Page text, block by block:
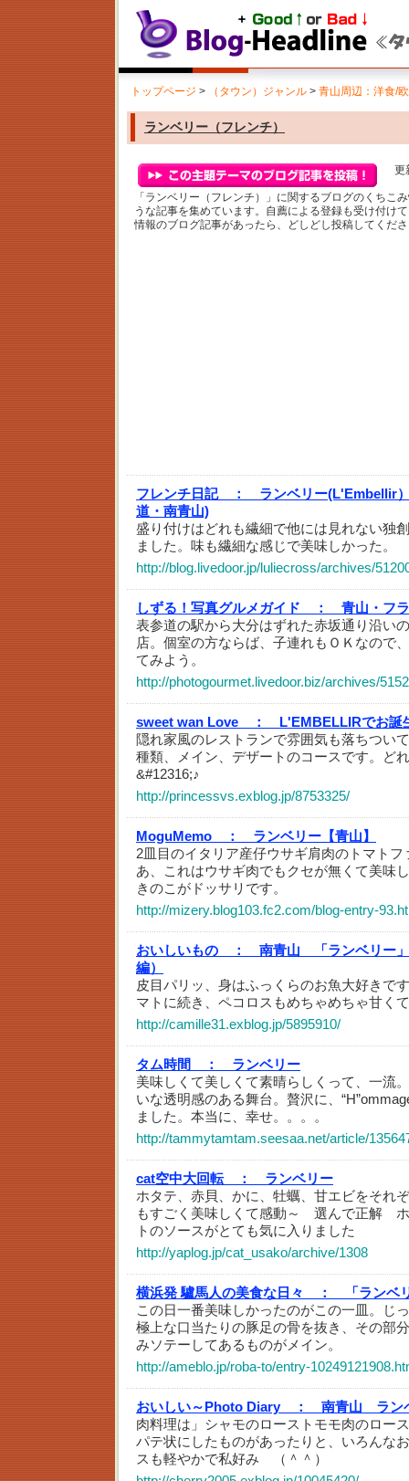
トップページ > （タウン）ジャンル > 青山周辺：洋食/
ランベリー（フレンチ）
更
「ランベリー（フレンチ）」に関するブログのくちこ
うな記事を集めています。自薦による登録も受け付け
情報のブログ記事があったら、どしどし投稿してくだ
フレンチ日記 ：
ランベリー(L'Embellir
道・南青山)
盛り付けはどれも繊細で他には見れない独
ました。味も繊細な感じで美味しかった。
http://blog.livedoor.jp/luliecross/archives/
しずる！写真グルメガイド ：
青山・フ
表参道の駅から大分はずれた赤坂通り沿い
店。個室の方ならば、子連れもＯＫなので
てみよう。
http://photogourmet.livedoor.biz/archives/
sweet wan Love ：
L'EMBELLIRでお誕
隠れ家風のレストランで雰囲気も落ちつい
種類、メイン、デザートのコースです。ど
&#12316;♪
http://princessvs.exblog.jp/8753325/
MoguMemo ：
ランベリー【青山】
2皿目のイタリア産仔ウサギ肩肉のトマト
あ、これはウサギ肉でもクセが無くて美味
きのこがドッサリです。
http://mizery.blog103.fc2.com/blog-entry-
おいしいもの ：
南青山 「ランベリー
編）
皮目パリッ、身はふっくらのお魚大好きで
マトに続き、ペコロスもめちゃめちゃ甘く
http://camille31.exblog.jp/5895910/
タム時間 ：
ランベリー
美味しくて美しくて素晴らしくって、一流
いな透明感のある舞台。贅沢に、
ました。本当に、幸せ。。。。
http://tammytamtam.seesaa.net/article/
cat空中大回転 ：
ランベリー
ホタテ、赤貝、かに、牡蠣、甘エビをそれ
もすごく美味しくて感動～ 選んで正解
トのソースがとても気に入りました
http://yaplog.jp/cat_usako/archive/1308
横浜発 驢馬人の美食な日々 ：
「ラン
この日一番美味しかったのがこの一皿。じ
極上な口当たりの豚足の骨を抜き、その部
みソテーしてあるものがメイン。
http://ameblo.jp/roba-to/entry-
おいしい～Photo Diary ：
南青山 ラン
肉料理は」シャモのローストモモ肉のロー
パテ状にしたものがあったりと、いろんな
スも軽やかで私好み （＾＾）